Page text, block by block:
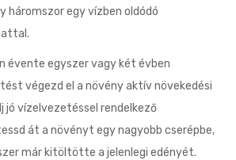
háromszor egy vízben oldódó
évente egyszer vagy két évben
végezd el a növény aktív növekedési
jó vízelvezetéssel rendelkező
át a növényt egy nagyobb cserépbe,
már kitöltötte a jelenlegi edényét.